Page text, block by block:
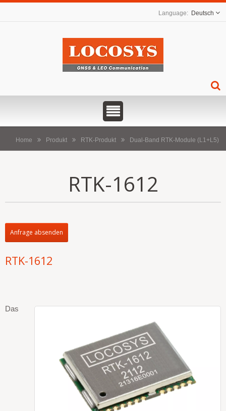
Deutsch
Home Produkt RTK-Produkt Dual-Band RTK-Module (L1+L5)
RTK-1612
Anfrage absenden
RTK-1612
Das